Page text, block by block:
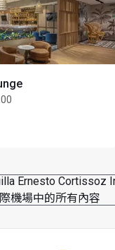
使用一次標準到訪配
付額外每人 US$10
任何其他費用內。同
升級，持卡者可享升
及超卓設施
或同行賓客使用費用
可攜同 Unlimited 位賓
Ernesto Cortissoz
機場中的所有內容